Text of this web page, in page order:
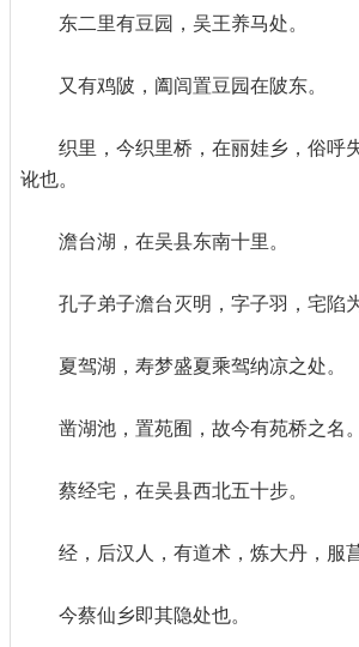
东二里有豆园，吴王养马处。
又有鸡陂，阖闾置豆园在陂东。
织里，今织里桥，在丽娃乡，俗呼
讹也。
澹台湖，在吴县东南十里。
孔子弟子澹台灭明，字子羽，宅陷
夏驾湖，寿梦盛夏乘驾纳凉之处。
凿湖池，置苑囿，故今有苑桥之名。
蔡经宅，在吴县西北五十步。
经，后汉人，有道术，炼大丹，服
今蔡仙乡即其隐处也。